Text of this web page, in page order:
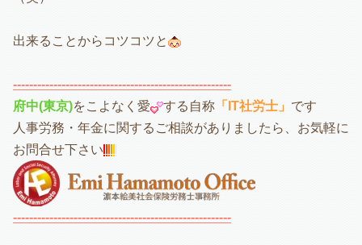
出来ることからコツコツと
------------------------------------------------------
府中(東京)をこよなく愛 する自称 「IT社労士」 です
人事労務・年金に関するご相談がありましたら、お気軽に
お問合せ下さい
------------------------------------------------------